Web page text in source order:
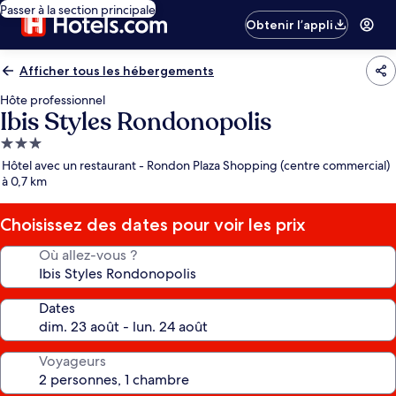
Passer à la section principale
Obtenir l’appli
Afficher tous les hébergements
Hôte professionnel
Ibis Styles Rondonopolis
Hébergement
3.0 étoiles
Hôtel avec un restaurant - Rondon Plaza Shopping (centre commercial)
à 0,7 km
Choisissez des dates pour voir les prix
Où allez-vous ?
Dates
Voyageurs